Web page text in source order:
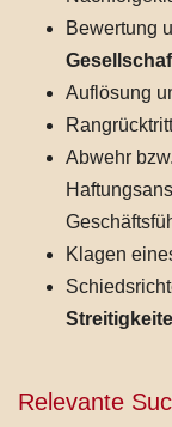
Bewertung
Auflösung
Abwehr
Klagen
Relevante